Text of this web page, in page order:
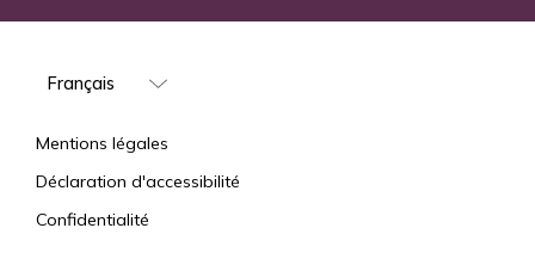
your
Mentions
Mentions légales
Déclaration d'accessibilité
Confidentialité